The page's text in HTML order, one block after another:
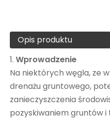
Opis produktu
1. Wprowadzenie
Na niektórych węgla, ze
drenażu gruntowego,
zanieczyszczenia
pozyskiwaniem gruntów i